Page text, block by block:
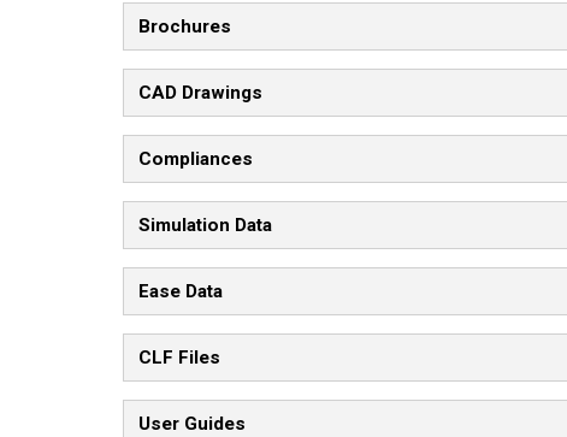
Brochures
CAD Drawings
Compliances
Simulation Data
Ease Data
CLF Files
User Guides